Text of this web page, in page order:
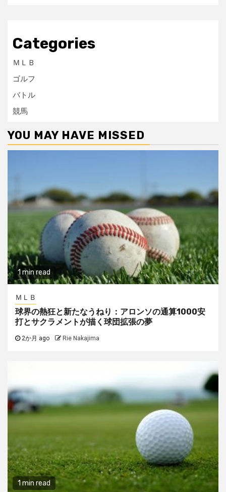
Categories
ＭＬＢ
ゴルフ
バトル
競馬
YOU MAY HAVE MISSED
1 min read
ＭＬＢ
球界の熱狂と新たなうねり：アロンソの通算1000安
打とサクラメントが描く球団拡張の夢
2か月 ago Rie Nakajima
1 min read